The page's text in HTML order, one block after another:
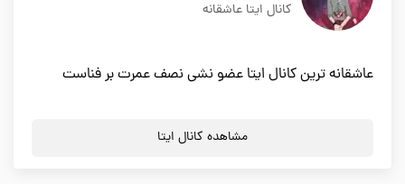
کانال ایتا عاشقانه
عاشقانه ترین کانال ایتا عضو نشی نصف عمرت بر فناست
مشاهده کانال ایتا